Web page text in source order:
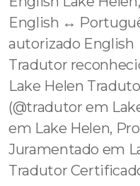
English ↔️
autorizado
Tradutor
Lake Helen
(@tradutor em
em Lake Helen,
Juramentado em
Tradutor